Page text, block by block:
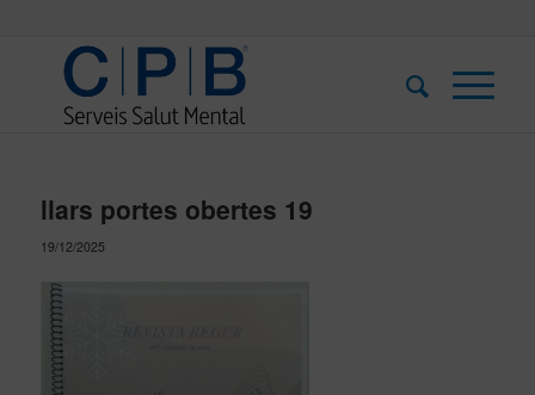
llars portes obertes 19
19/12/2025